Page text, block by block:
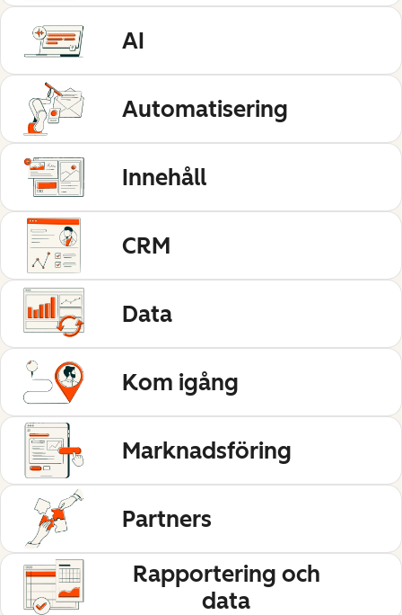
AI
Automatisering
Innehåll
CRM
Data
Kom igång
Marknadsföring
Partners
Rapportering och
data